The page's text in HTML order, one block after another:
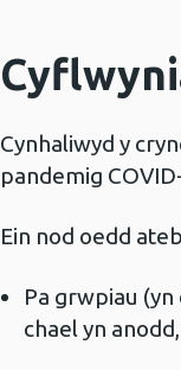
Cynhaliwyd y
pandemig
Ein nod oedd
Pa grwpiau
chael yn